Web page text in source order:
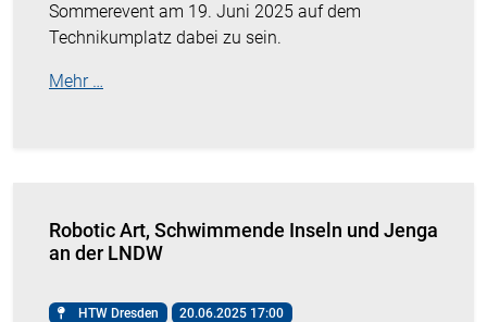
Sommerevent am 19. Juni 2025 auf dem
Technikumplatz dabei zu sein.
Mehr …
Robotic Art, Schwimmende Inseln und Jenga
an der LNDW
HTW Dresden 20.06.2025 17:00